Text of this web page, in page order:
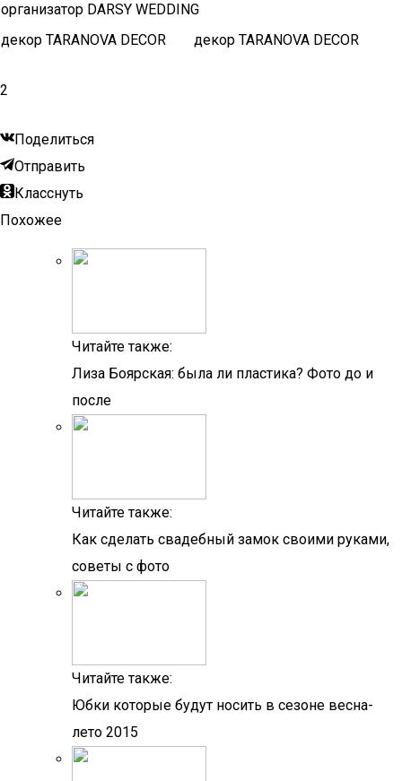
организатор DARSY WEDDING
декор TARANOVA DECOR
декор TARANOVA DECOR
2
Поделиться
Отправить
Класснуть
Похожее
Читайте также:
Лиза Боярская: была ли пластика? Фото до и
после
Читайте также:
Как сделать свадебный замок своими руками,
советы с фото
Читайте также:
Юбки которые будут носить в сезоне весна-
лето 2015